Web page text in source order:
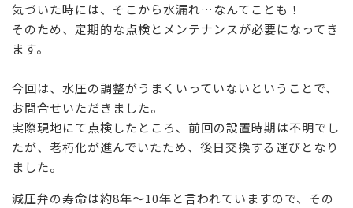
気づいた時には、そこから水漏れ…なんてことも！
そのため、定期的な点検とメンテナンスが必要になってき
ます。
今回は、水圧の調整がうまくいっていないということで、
お問合せいただきました。
実際現地にて点検したところ、前回の設置時期は不明でし
たが、老朽化が進んでいたため、後日交換する運びとなり
ました。
減圧弁の寿命は約8年〜10年と言われていますので、その